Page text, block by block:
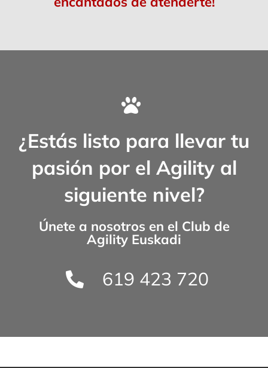
¿Estás listo para llevar tu
pasión por el Agility al
siguiente nivel?
Únete a nosotros en el Club de
Agility Euskadi
619 423 720